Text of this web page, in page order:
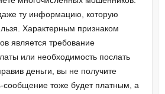
ту информацию, которую
Характерным признаком
является требование
или необходимость послать
деньги, вы не получите
тоже будет платным, а